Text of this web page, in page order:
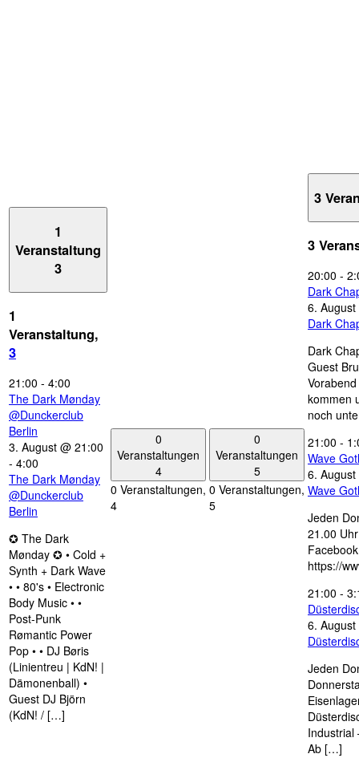
1
Veranstaltung
3
1
Veranstaltung,
3
21:00 - 4:00
The Dark Mønday
@Dunckerclub
Berlin
3. August @ 21:00
- 4:00
The Dark Mønday
@Dunckerclub
Berlin
✪ The Dark
Mønday ✪ • Cold +
Synth + Dark Wave
• • 80's • Electronic
Body Music • •
Post-Punk
Rømantic Power
Pop • • DJ Børis
(Linientreu | KdN! |
Dämonenball) •
Guest DJ Björn
(KdN! / […]
0
Veranstaltungen
4
0 Veranstaltungen,
4
0
Veranstaltungen
5
0 Veranstaltungen,
5
3
3
20:00 -
Dark
6.
Dark
Dark
Guest
kommen
noch
21:00 -
Wave
6.
Wave
Jeden
21.00
https://
21:00 -
6.
Jeden
Industrial
Ab […]